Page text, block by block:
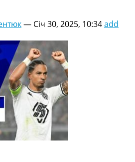
— Січ 30, 2025, 10:34add